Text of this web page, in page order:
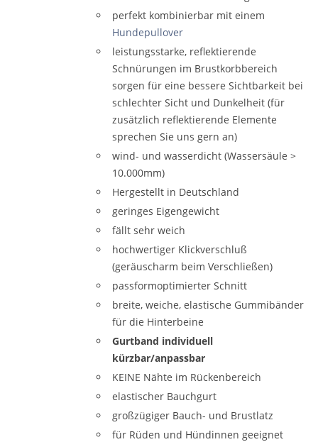
perfekt kombinierbar mit einem
Hundepullover
leistungsstarke, reflektierende
Schnürungen im Brustkorbbereich
sorgen für eine bessere Sichtbarkeit bei
schlechter Sicht und Dunkelheit (für
zusätzlich reflektierende Elemente
sprechen Sie uns gern an)
wind- und wasserdicht (Wassersäule >
10.000mm)
Hergestellt in Deutschland
geringes Eigengewicht
fällt sehr weich
hochwertiger Klickverschluß
(geräuscharm beim Verschließen)
passformoptimierter Schnitt
breite, weiche, elastische Gummibänder
für die Hinterbeine
Gurtband individuell
kürzbar/anpassbar
KEINE Nähte im Rückenbereich
elastischer Bauchgurt
großzügiger Bauch- und Brustlatz
für Rüden und Hündinnen geeignet